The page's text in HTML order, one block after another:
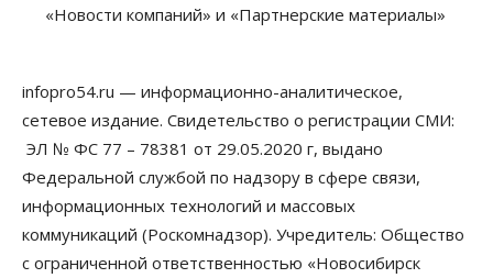
08 Августа 2026, 15:00
Продажи подержанных электромобилей в
Новосибирской области растут второй месяц
08 Августа 2026, 13:00
Бизнес Общество
Детские центры Новосибирска
перегибают с «педагогикой успеха», считает
психолог
08 Августа 2026, 11:00
«Новости компаний» и «Партнерские материалы»
infopro54.ru — информационно-аналитическое,
сетевое издание. Свидетельство о регистрации СМИ:
ЭЛ № ФС 77 – 78381 от 29.05.2020 г, выдано
Федеральной службой по надзору в сфере связи,
информационных технологий и массовых
коммуникаций (Роскомнадзор). Учредитель: Общество
с ограниченной ответственностью «Новосибирск